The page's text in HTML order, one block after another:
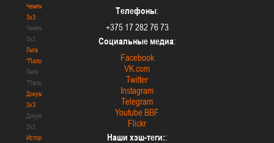
Чемпионат
3х3
Чемпионат
3х3
Лига
"Палова"
Лига
"Палова"
Документы
3х3
Документы
3х3
История
Телефоны:
+375 17 282 76 73
Социальные медиа:
Facebook
VK.com
Twitter
Instagram
Telegram
Youtube BBF
Flickr
Наши хэш-теги::